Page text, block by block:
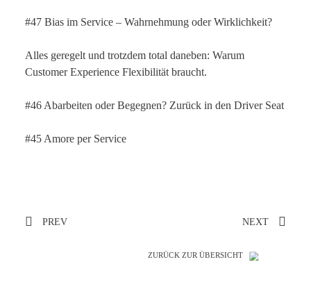
#47 Bias im Service – Wahrnehmung oder Wirklichkeit?
Alles geregelt und trotzdem total daneben: Warum
Customer Experience Flexibilität braucht.
#46 Abarbeiten oder Begegnen? Zurück in den Driver Seat
#45 Amore per Service
PREV NEXT
ZURÜCK ZUR ÜBERSICHT